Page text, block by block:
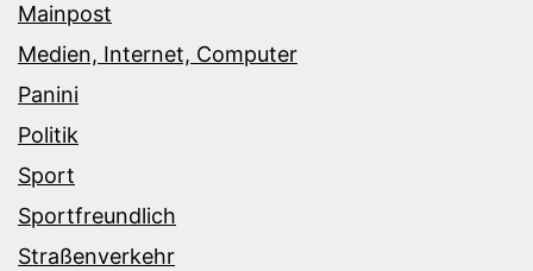
Mainpost
Medien, Internet, Computer
Panini
Politik
Sport
Sportfreundlich
Straßenverkehr